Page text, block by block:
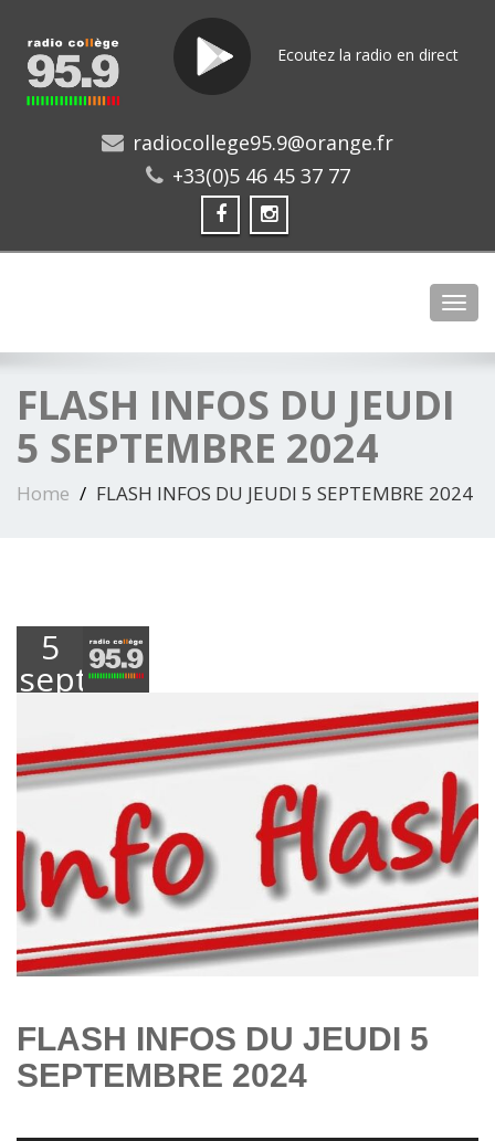
Ecoutez la radio en direct
radiocollege95.9@orange.fr
+33(0)5 46 45 37 77
FLASH INFOS DU JEUDI
5 SEPTEMBRE 2024
Home FLASH INFOS DU JEUDI 5 SEPTEMBRE 2024
5
septembre
FLASH INFOS DU JEUDI 5
SEPTEMBRE 2024